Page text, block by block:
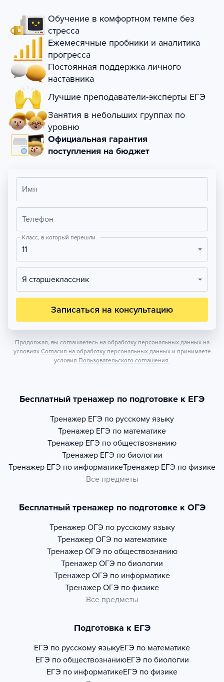
Обучение в комфортном темпе без
стресса
Ежемесячные пробники и аналитика
прогресса
Постоянная поддержка личного
наставника
Лучшие преподаватели-эксперты ЕГЭ
Занятия в небольших группах по
уровню
Официальная гарантия
поступления на бюджет
Имя
Телефон
Класс, в который перешли
11
Я старшеклассник
Записаться на консультацию
Продолжая, вы соглашаетесь на обработку персональных данных на
условиях Согласия на обработку персональных данных и принимаете
условия Пользовательского соглашения.
Бесплатный тренажер по подготовке к ЕГЭ
Тренажер ЕГЭ по русскому языку
Тренажер ЕГЭ по математике
Тренажер ЕГЭ по обществознанию
Тренажер ЕГЭ по биологии
Тренажер ЕГЭ по информатикеТренажер ЕГЭ по физике
Все предметы
Бесплатный тренажер по подготовке к ОГЭ
Тренажер ОГЭ по русскому языку
Тренажер ОГЭ по математике
Тренажер ОГЭ по обществознанию
Тренажер ОГЭ по биологии
Тренажер ОГЭ по информатике
Тренажер ОГЭ по физике
Все предметы
Подготовка к ЕГЭ
ЕГЭ по русскому языкуЕГЭ по математике
ЕГЭ по обществознаниюЕГЭ по биологии
ЕГЭ по информатикеЕГЭ по физике